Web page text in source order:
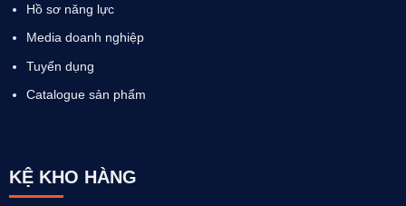
Hồ sơ năng lực
Media doanh nghiệp
Tuyển dụng
Catalogue sản phẩm
KỆ KHO HÀNG